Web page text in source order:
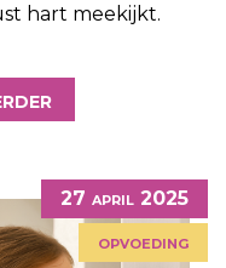
hart meekijkt.
27 april 2025
opvoeding